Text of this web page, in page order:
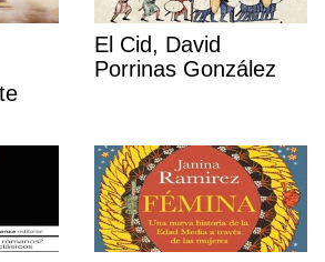
El Cid, David
Porrinas González